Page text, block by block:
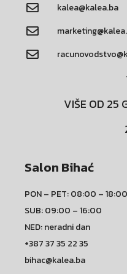
kalea@kalea.ba
VIŠE OD 25
Salon Bihać
PON – PET: 08:00 – 18:00
SUB: 09:00 – 16:00
NED: neradni dan
+387 37 35 22 35
bihac@kalea.ba